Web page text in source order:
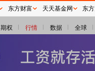
期权 行情 数据 全球
东方财富 天天基金网 东